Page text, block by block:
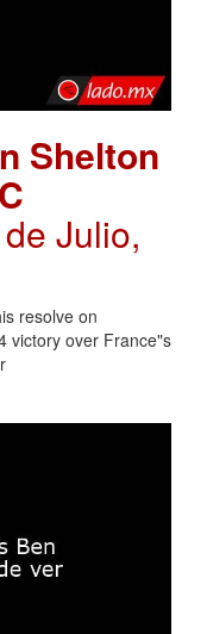
Shelton
Julio,
resolve on
victory over France"s